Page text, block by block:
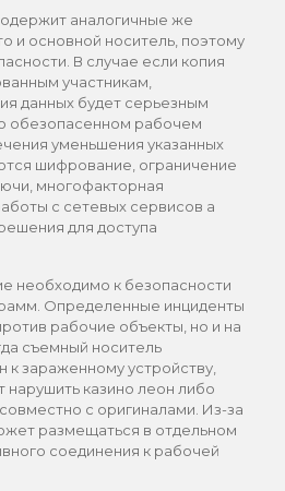
аналогичные же
и основной носитель, поэтому
В случае если копия
участникам,
данных будет серьезным
обезопасенном рабочем
уменьшения указанных
шифрование, ограничение
многофакторная
с сетевых сервисов а
для доступа
необходимо к безопасности
Определенные инциденты
рабочие объекты, но и на
съемный носитель
зараженному устройству,
нарушить казино леон либо
с оригиналами. Из-за
размещаться в отдельном
соединения к рабочей